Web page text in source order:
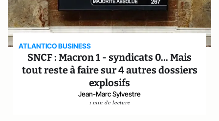
ATLANTICO BUSINESS
SNCF : Macron 1 - syndicats 0... Mais
tout reste à faire sur 4 autres dossiers
explosifs
Jean-Marc Sylvestre
1 min de lecture